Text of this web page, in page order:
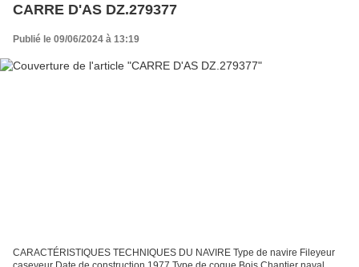
CARRE D'AS DZ.279377
Publié le 09/06/2024 à 13:19
CARACTÉRISTIQUES TECHNIQUES DU NAVIRE Type de navire Fileyeur